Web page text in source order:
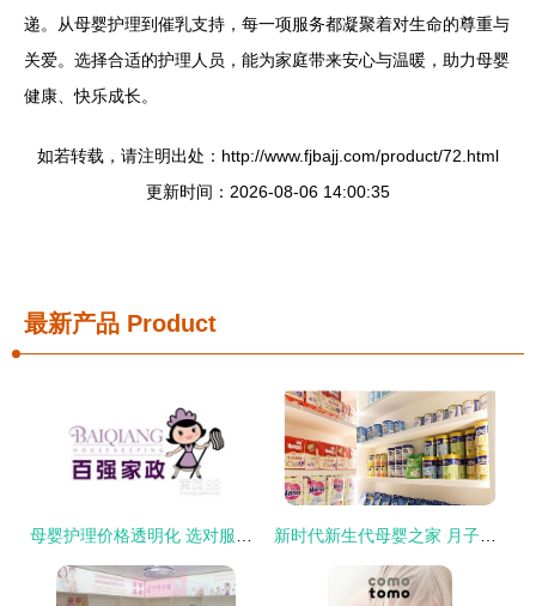
递。从母婴护理到催乳支持，每一项服务都凝聚着对生命的尊重与
关爱。选择合适的护理人员，能为家庭带来安心与温暖，助力母婴
健康、快乐成长。
如若转载，请注明出处：http://www.fjbajj.com/product/72.html
更新时间：2026-08-06 14:00:35
最新产品 Product
母婴护理价格透明化 选对服务，安心育儿 新时代新生代母婴之家 月子护理与喂养指导的24小时安心守护